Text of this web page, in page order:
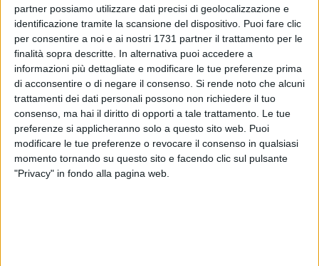
partner possiamo utilizzare dati precisi di geolocalizzazione e
identificazione tramite la scansione del dispositivo. Puoi fare clic
per consentire a noi e ai nostri 1731 partner il trattamento per le
finalità sopra descritte. In alternativa puoi accedere a
informazioni più dettagliate e modificare le tue preferenze prima
di acconsentire o di negare il consenso. Si rende noto che alcuni
trattamenti dei dati personali possono non richiedere il tuo
consenso, ma hai il diritto di opporti a tale trattamento. Le tue
preferenze si applicheranno solo a questo sito web. Puoi
modificare le tue preferenze o revocare il consenso in qualsiasi
momento tornando su questo sito e facendo clic sul pulsante
"Privacy" in fondo alla pagina web.
Nella nostra città, lo sappiamo, tante sono le piccole grandi
modifiche che andrebbero apportate, per il benessere dei
cittadini. Dalle varie buche, alle fontane, dalla segnaletica
verticale ed orizzontale, fino alle luminarie, Corato necessita
di un ampio restyling per stare al passo con i tempi e non
rischiare di cadere a pezzi.
Assieme a tanti problemi arci-noti però, ce ne sono altri
ugualmente importanti, un po' meno "famosi". È il caso di un